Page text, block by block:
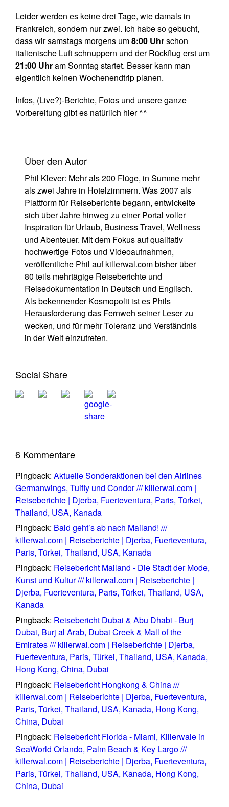
Leider werden es keine drei Tage, wie damals in
Frankreich, sondern nur zwei. Ich habe so gebucht,
dass wir samstags morgens um8:00 Uhrschon
italienische Luft schnuppern und der Rückflug erst um
21:00 Uhram Sonntag startet. Besser kann man
eigentlich keinen Wochenendtrip planen.
Infos, (Live?)-Berichte, Fotos und unsere ganze
Vorbereitung gibt es natürlich hier ^^
Über den Autor
Phil Klever: Mehr als 200 Flüge, in Summe mehr
als zwei Jahre in Hotelzimmern. Was 2007 als
Plattform für Reiseberichte begann, entwickelte
sich über Jahre hinweg zu einer Portal voller
Inspiration für Urlaub, Business Travel, Wellness
und Abenteuer. Mit dem Fokus auf qualitativ
hochwertige Fotos und Videoaufnahmen,
veröffentliche Phil aufkillerwal.combisher über
80 teils mehrtägige Reiseberichte und
Reisedokumentation in Deutsch und Englisch.
Als bekennender Kosmopolit ist es Phils
Herausforderung das Fernweh seiner Leser zu
wecken, und für mehr Toleranz und Verständnis
in der Welt einzutreten.
Social Share
6 Kommentare
Pingback: Aktuelle Sonderaktionen bei den Airlines
Germanwings, Tuifly und Condor /// killerwal.com |
Reiseberichte | Djerba, Fuerteventura, Paris, Türkei,
Thailand, USA, Kanada
Pingback: Bald geht’s ab nach Mailand! ///
killerwal.com | Reiseberichte | Djerba, Fuerteventura,
Paris, Türkei, Thailand, USA, Kanada
Pingback: Reisebericht Mailand - Die Stadt der Mode,
Kunst und Kultur /// killerwal.com | Reiseberichte |
Djerba, Fuerteventura, Paris, Türkei, Thailand, USA,
Kanada
Pingback: Reisebericht Dubai & Abu Dhabi - Burj
Dubai, Burj al Arab, Dubai Creek & Mall of the
Emirates /// killerwal.com | Reiseberichte | Djerba,
Fuerteventura, Paris, Türkei, Thailand, USA, Kanada,
Hong Kong, China, Dubai
Pingback: Reisebericht Hongkong & China ///
killerwal.com | Reiseberichte | Djerba, Fuerteventura,
Paris, Türkei, Thailand, USA, Kanada, Hong Kong,
China, Dubai
Pingback: Reisebericht Florida - Miami, Killerwale in
SeaWorld Orlando, Palm Beach & Key Largo ///
killerwal.com | Reiseberichte | Djerba, Fuerteventura,
Paris, Türkei, Thailand, USA, Kanada, Hong Kong,
China, Dubai